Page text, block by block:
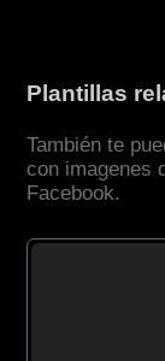
Plantillas
También te
con imagenes
Facebook.